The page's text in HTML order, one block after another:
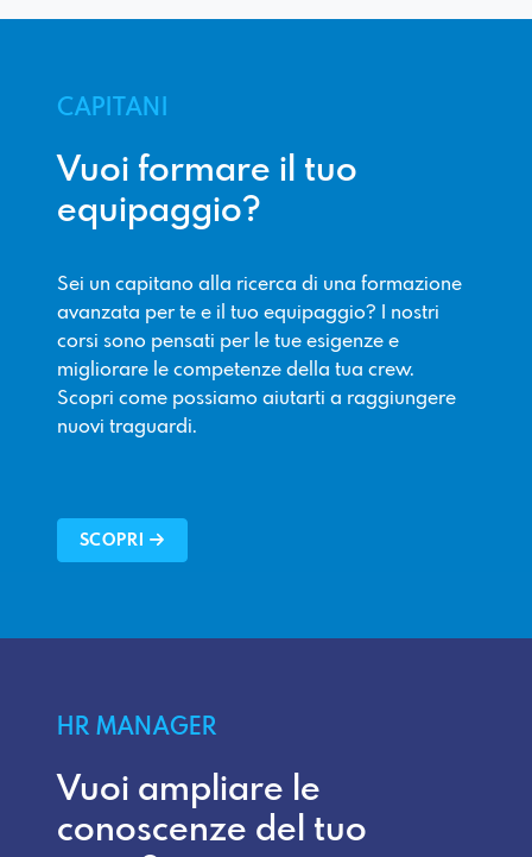
CAPITANI
Vuoi formare il tuo
equipaggio?
Sei un capitano alla ricerca di una formazione
avanzata per te e il tuo equipaggio? I nostri
corsi sono pensati per le tue esigenze e
migliorare le competenze della tua crew.
Scopri come possiamo aiutarti a raggiungere
nuovi traguardi.
SCOPRI
HR MANAGER
Vuoi ampliare le
conoscenze del tuo